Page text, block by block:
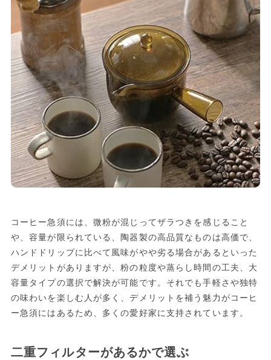
コーヒー急須には、微粉が混じってザラつきを感じること
や、容量が限られている、陶器製の高品質なものは高価で、
ハンドドリップに比べて風味がやや劣る場合があるといった
デメリットがありますが、粉の粒度や蒸らし時間の工夫、大
容量タイプの選択で解決が可能です。それでも手軽さや独特
の味わいを楽しむ人が多く、デメリットを補う魅力がコーヒ
ー急須にはあるため、多くの愛好家に支持されています。
二重フィルターがあるかで選ぶ